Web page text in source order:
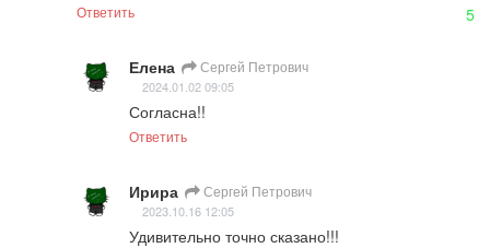
Ответить 5
Елена Сергей Петрович
2024.01.02 09:05
Согласна!!
Ответить
Ирира Сергей Петрович
2023.10.16 12:05
Удивительно точно сказано!!!